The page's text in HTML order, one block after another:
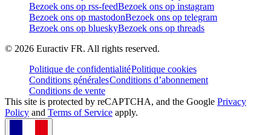
Bezoek ons op rss-feedBezoek ons op instagram
Bezoek ons op mastodonBezoek ons op telegram
Bezoek ons op blueskyBezoek ons op threads
© 2026 Euractiv FR. All rights reserved.
Politique de confidentialitéPolitique cookies
Conditions généralesConditions d’abonnement
Conditions de vente
This site is protected by reCAPTCHA, and the Google Privacy
Policy and Terms of Service apply.